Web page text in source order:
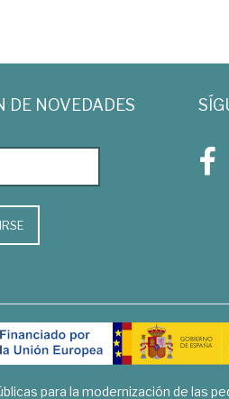
DE NOVEDADES
para la modernización de las